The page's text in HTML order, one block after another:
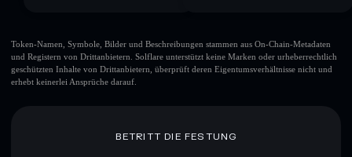
Token-Namen, Symbole, Bilder und Beschreibungen stammen aus On-Chain-Metadaten
und Registern von Drittanbietern. Solflare unterstützt keine Marken oder urheberrechtlich
geschützten Inhalte von Drittanbietern, überprüft deren Eigentumsverhältnisse nicht und
erhebt keinerlei Ansprüche darauf.
BETRITT DIE FESTUNG